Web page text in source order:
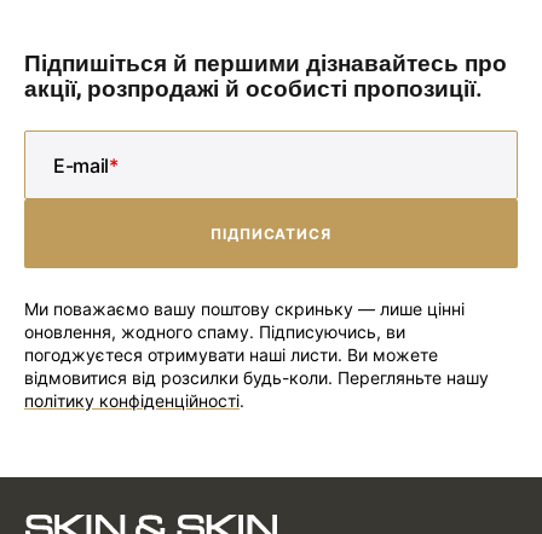
Підпишіться й першими дізнавайтесь про
акції, розпродажі й особисті пропозиції.
E-mail
ПІДПИСАТИСЯ
ПІДПИСАТИСЯ
Ми поважаємо вашу поштову скриньку — лише цінні
оновлення, жодного спаму. Підписуючись, ви
погоджуєтеся отримувати наші листи. Ви можете
відмовитися від розсилки будь-коли. Перегляньте нашу
політику конфіденційності.